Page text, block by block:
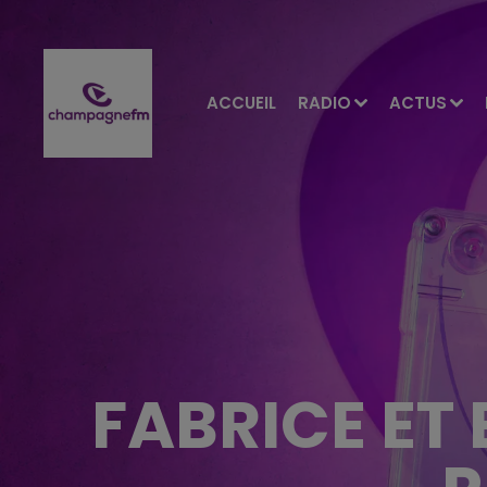
ACCUEIL RADIO ACTUS
FABRICE ET